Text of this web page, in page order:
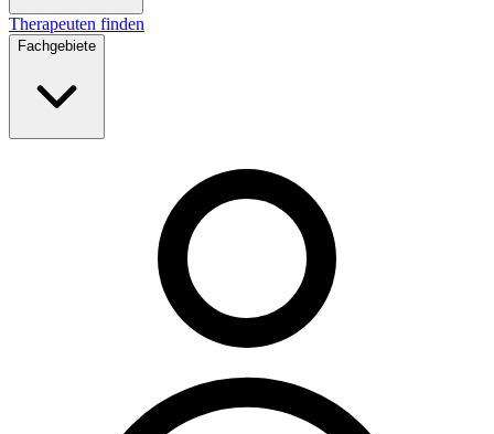
Therapeuten finden
Fachgebiete